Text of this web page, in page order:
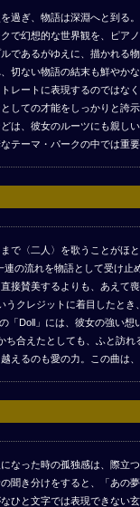
過ぎ、物語は深淵へと到る
で幻想的な世界観を、ピア
であるがゆえに、描かれる
切ない物語の結末も鮮やか
レートに表現するのではな
しての才能をしっかりと誇
は、彼女のルーツにも親し
テーマ・パークの中では重
で〈二人〉を歌うことがほ
の流れを物語として受け
接賛美するよりも、あえて
うクレジットに着目したと
「Doll」には、彼女の強い
ち合えたとしても、ふと訪
えるのも愛の力。この曲は
なった時の孤独感は、際立
聞き分けをすると、「あの
ひと文字では表現できない